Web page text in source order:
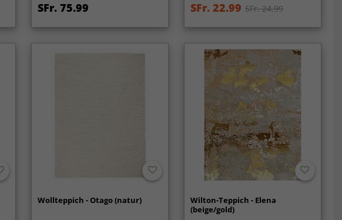
SFr. 75.99 SFr. 22.99 SFr. 24.99
Wollteppich - Otago (natur)
Wilton-Teppich - Elena
(beige/gold)